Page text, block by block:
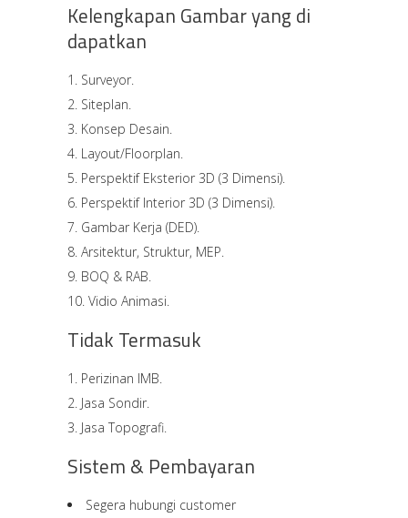
Kelengkapan Gambar yang di
dapatkan
Surveyor.
Siteplan.
Konsep Desain.
Layout/Floorplan.
Perspektif Eksterior 3D (3 Dimensi).
Perspektif Interior 3D (3 Dimensi).
Gambar Kerja (DED).
Arsitektur, Struktur, MEP.
BOQ & RAB.
Vidio Animasi.
Tidak Termasuk
Perizinan IMB.
Jasa Sondir.
Jasa Topografi.
Sistem & Pembayaran
Segera hubungi customer